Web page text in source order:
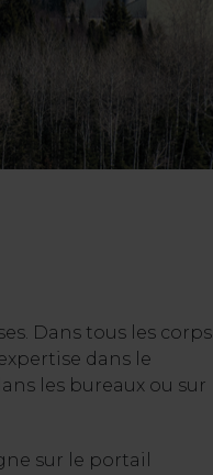
Dans tous les corps
dans le
les bureaux ou sur
sur le portail